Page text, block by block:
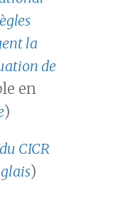
la
de
en
)
CICR
)